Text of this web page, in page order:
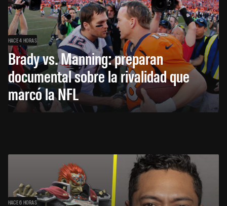
HACE 4 HORAS
Brady vs. Manning: preparan
documental sobre la rivalidad que
marcó la NFL
HACE 6 HORAS